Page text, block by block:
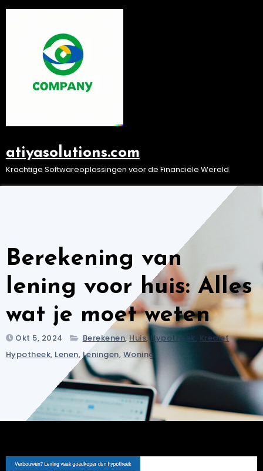
Ga
atiyasolutions.com
Krachtige Softwareoplossingen voor de Financiële Wereld
Berekening van
lening voor huis: Alles
wat je moet weten
Okt 5, 2024 Berekenen, Huis,Hypotheek, Krediet
Hypotheek, Lenen, Leningen, Woning